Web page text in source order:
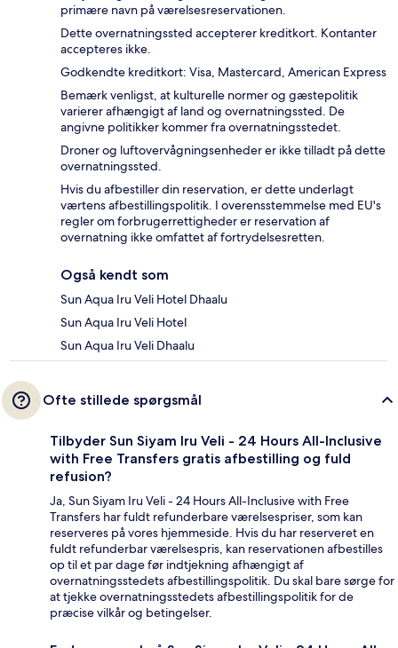
primære navn på værelsesreservationen.
Dette overnatningssted accepterer kreditkort. Kontanter
accepteres ikke.
Godkendte kreditkort: Visa, Mastercard, American Express
Bemærk venligst, at kulturelle normer og gæstepolitik
varierer afhængigt af land og overnatningssted. De
angivne politikker kommer fra overnatningsstedet.
Droner og luftovervågningsenheder er ikke tilladt på dette
overnatningssted.
Hvis du afbestiller din reservation, er dette underlagt
værtens afbestillingspolitik. I overensstemmelse med EU's
regler om forbrugerrettigheder er reservation af
overnatning ikke omfattet af fortrydelsesretten.
Også kendt som
Sun Aqua Iru Veli Hotel Dhaalu
Sun Aqua Iru Veli Hotel
Sun Aqua Iru Veli Dhaalu
Ofte stillede spørgsmål
Tilbyder Sun Siyam Iru Veli - 24 Hours All-Inclusive
with Free Transfers gratis afbestilling og fuld
refusion?
Ja, Sun Siyam Iru Veli - 24 Hours All-Inclusive with Free
Transfers har fuldt refunderbare værelsespriser, som kan
reserveres på vores hjemmeside. Hvis du har reserveret en
fuldt refunderbar værelsespris, kan reservationen afbestilles
op til et par dage før indtjekning afhængigt af
overnatningsstedets afbestillingspolitik. Du skal bare sørge for
at tjekke overnatningsstedets afbestillingspolitik for de
præcise vilkår og betingelser.